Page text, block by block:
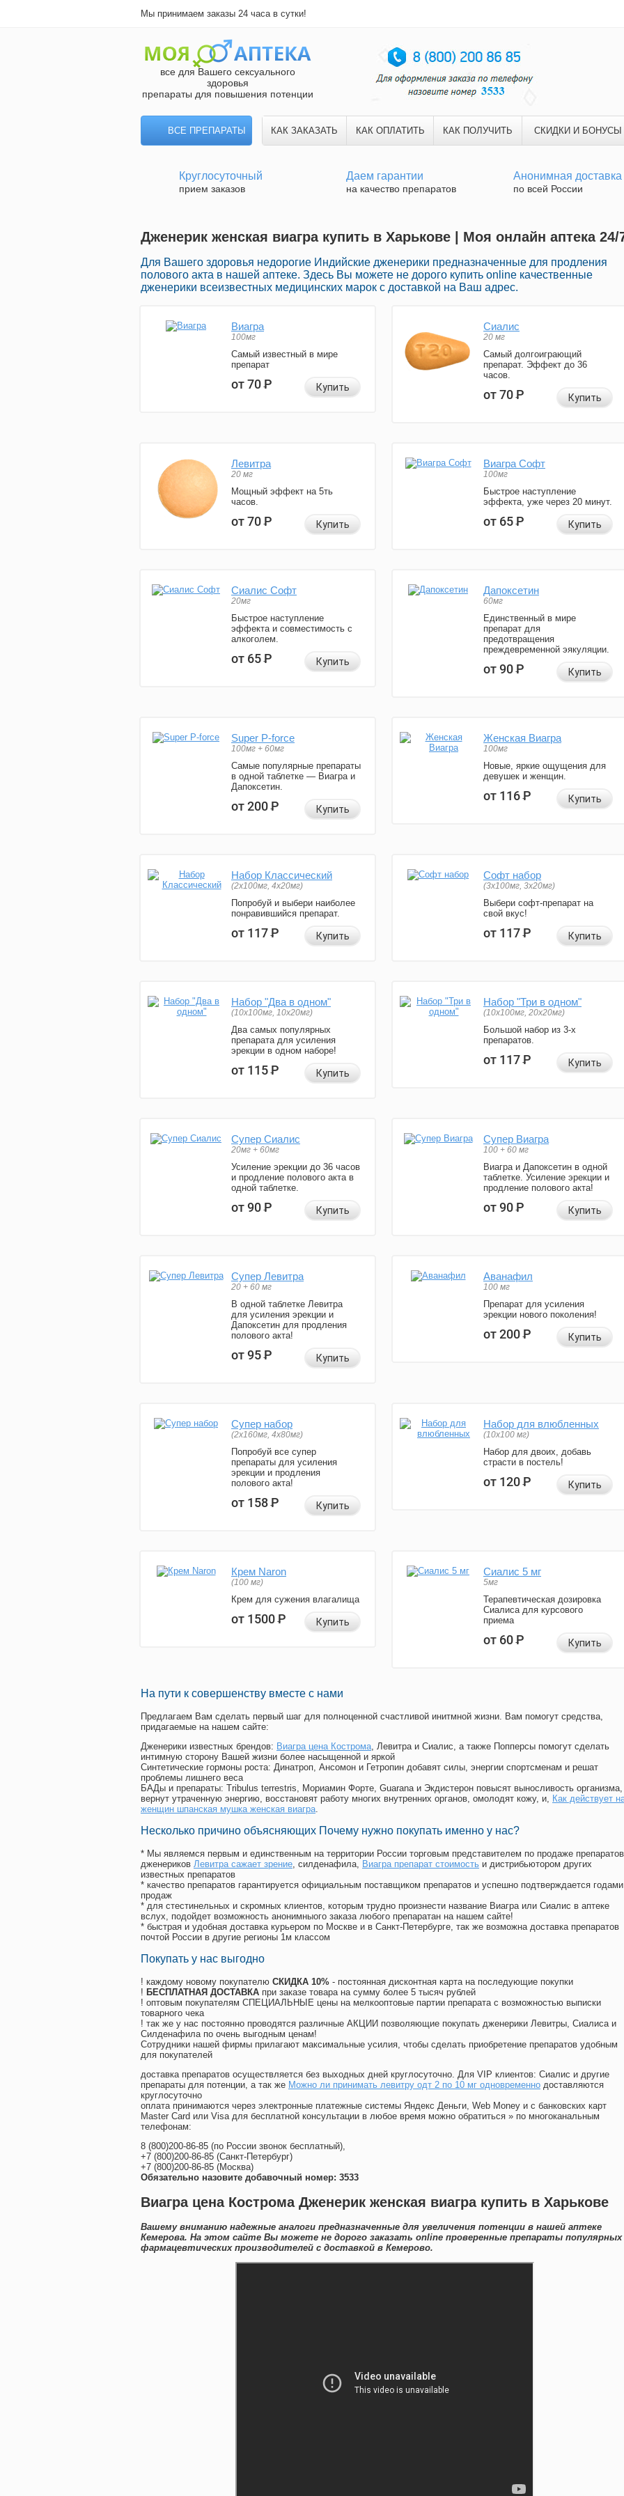
Мы принимаем заказы 24 часа в сутки!
все для Вашего сексуального
здоровья
препараты для повышения потенции
ВСЕ ПРЕПАРАТЫ КАК ЗАКАЗАТЬ КАК ОПЛАТИТЬ КАК ПОЛУЧИТЬ СКИДКИ И БОНУСЫ
Круглосуточный
прием заказов
Даем гарантии
на качество препаратов
Анонимная доставка
по всей России
Дженерик женская виагра купить в Харькове | Моя онлайн аптека 24/
Для Вашего здоровья недорогие Индийские дженерики предназначенные для продления
полового акта в нашей аптеке. Здесь Вы можете не дорого купить online качественные
дженерики всеизвестных медицинских марок с доставкой на Ваш адрес.
Виагра
100мг
Самый известный в мире
препарат
от 70Р Купить
Сиалис
20 мг
Самый долгоиграющий
препарат. Эффект до 36
часов.
от 70Р Купить
Левитра
20 мг
Мощный эффект на 5ть
часов.
от 70Р Купить
Виагра Софт
100мг
Быстрое наступление
эффекта, уже через 20 минут.
от 65Р Купить
Сиалис Софт
20мг
Быстрое наступление
эффекта и совместимость с
алкоголем.
от 65Р Купить
Дапоксетин
60мг
Единственный в мире
препарат для
предотвращения
преждевременной эякуляции.
от 90Р Купить
Super P-force
100мг + 60мг
Самые популярные препараты
в одной таблетке — Виагра и
Дапоксетин.
от 200Р Купить
Женская Виагра
100мг
Новые, яркие ощущения для
девушек и женщин.
от 116Р Купить
Набор Классический
(2x100мг, 4x20мг)
Попробуй и выбери наиболее
понравившийся препарат.
от 117Р Купить
Софт набор
(3x100мг, 3x20мг)
Выбери софт-препарат на
свой вкус!
от 117Р Купить
Набор "Два в одном"
(10x100мг, 10x20мг)
Два самых популярных
препарата для усиления
эрекции в одном наборе!
от 115Р Купить
Набор "Три в одном"
(10x100мг, 20x20мг)
Большой набор из 3-х
препаратов.
от 117Р Купить
Супер Сиалис
20мг + 60мг
Усиление эрекции до 36 часов
и продление полового акта в
одной таблетке.
от 90Р Купить
Супер Виагра
100 + 60 мг
Виагра и Дапоксетин в одной
таблетке. Усиление эрекции и
продление полового акта!
от 90Р Купить
Супер Левитра
20 + 60 мг
В одной таблетке Левитра
для усиления эрекции и
Дапоксетин для продления
полового акта!
от 95Р Купить
Аванафил
100 мг
Препарат для усиления
эрекции нового поколения!
от 200Р Купить
Супер набор
(2х160мг, 4х80мг)
Попробуй все супер
препараты для усиления
эрекции и продления
полового акта!
от 158Р Купить
Набор для влюбленных
(10х100 мг)
Набор для двоих, добавь
страсти в постель!
от 120Р Купить
Крем Naron
(100 мг)
Крем для сужения влагалища
от 1500Р Купить
Сиалис 5 мг
5мг
Терапевтическая дозировка
Сиалиса для курсового
приема
от 60Р Купить
На пути к совершенству вместе с нами
Предлагаем Вам сделать первый шаг для полноценной счастливой инитмной жизни. Вам помогут средства,
придагаемые на нашем сайте:
Дженерики известных брендов: Виагра цена Кострома, Левитра и Сиалис, а также Попперсы помогут сделать
интимную сторону Вашей жизни более насыщенной и яркой
Синтетические гормоны роста: Динатроп, Ансомон и Гетропин добавят силы, энергии спортсменам и решат
проблемы лишнего веса
БАДы и препараты: Tribulus terrestris, Мориамин Форте, Guarana и Экдистерон повысят выносливость организма,
вернут утраченную энергию, восстановят работу многих внутренних органов, омолодят кожу, и, Как действует
женщин шпанская мушка женская виагра.
Несколько причино объясняющих Почему нужно покупать именно у нас?
* Мы являемся первым и единственным на территории России торговым представителем по продаже препаратов
дженериков Левитра сажает зрение, силденафила, Виагра препарат стоимость и дистрибьютором других
известных препаратов
* качество препаратов гарантируется официальным поставщиком препаратов и успешно подтверждается годами
продаж
* для стестинельных и скромных клиентов, которым трудно произнести название Виагра или Сиалис в аптеке
вслух, подойдет возможность анонимныого заказа любого препаратан на нашем сайте!
* быстрая и удобная доставка курьером по Москве и в Санкт-Петербурге, так же возможна доставка препаратов
почтой России в другие регионы 1м классом
Покупать у нас выгодно
! каждому новому покупателю СКИДКА 10% - постоянная дисконтная карта на последующие покупки
! БЕСПЛАТНАЯ ДОСТАВКА при заказе товара на сумму более 5 тысяч рублей
! оптовым покупателям СПЕЦИАЛЬНЫЕ цены на мелкооптовые партии препарата с возможностью выписки
товарного чека
! так же у нас постоянно проводятся различные АКЦИИ позволяющие покупать дженерики Левитры, Сиалиса и
Силденафила по очень выгодным ценам!
Cотрудники нашей фирмы прилагают максимальные усилия, чтобы сделать приобретение препаратов удобным
для покупателей
доставка препаратов осуществляется без выходных дней круглосуточно. Для VIP клиентов: Сиалис и другие
препараты для потенции, а так же Можно ли принимать левитру одт 2 по 10 мг одновременно доставляются
круглосуточно
оплата принимаются через электронные платежные системы Яндекс Деньги, Web Money и с банковских карт
Master Card или Visa для бесплатной консультации в любое время можно обратиться » по многоканальным
телефонам:
8 (800)200-86-85 (по России звонок бесплатный),
+7 (800)200-86-85 (Санкт-Петербург)
+7 (800)200-86-85 (Москва)
Обязательно назовите добавочный номер: 3533
Виагра цена Кострома Дженерик женская виагра купить в Харькове
Вашему вниманию надежные аналоги предназначенные для увеличения потенции в нашей аптеке
Кемерова. На этом сайте Вы можете не дорого заказать online проверенные препараты популярных
фармацевтических производителей с доставкой в Кемерово.